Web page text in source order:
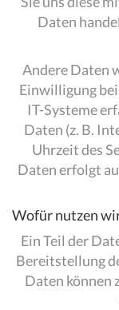
Daten
Andere Daten
Einwilligung
IT-Systeme
Daten (z. B.
Uhrzeit des
Daten erfolgt
Wofür nutzen
Ein Teil der
Bereitstellung
Daten können